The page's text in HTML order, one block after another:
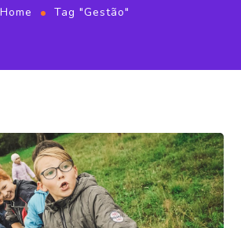
Home Tag "Gestão"